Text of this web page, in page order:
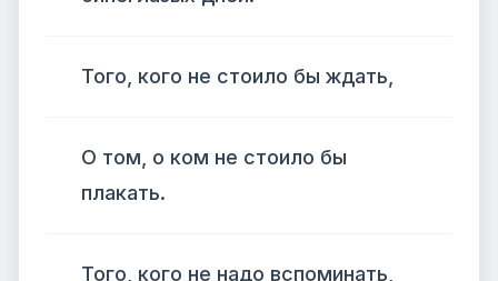
Того, кого не стоило бы ждать,
О том, о ком не стоило бы
плакать.
Того, кого не надо вспоминать,